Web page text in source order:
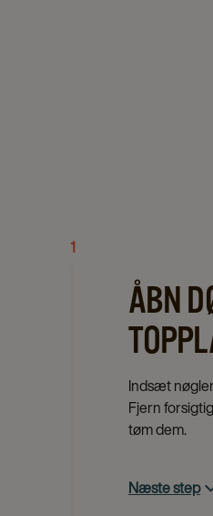
1
ÅBN
Indsæt
Fjern
tøm dem.
Næste step